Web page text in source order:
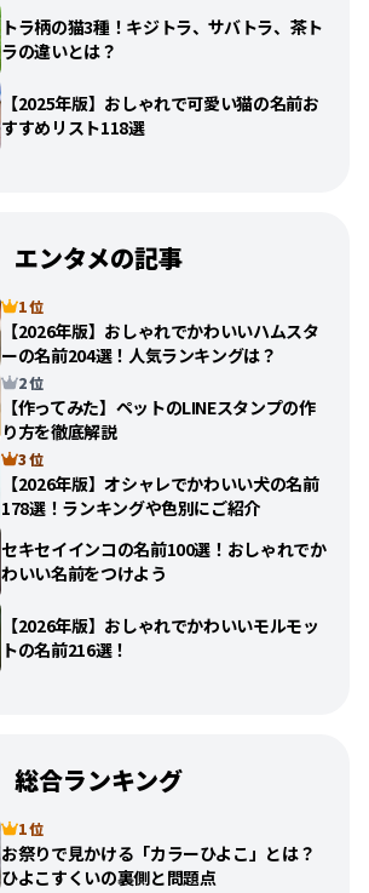
トラ柄の猫3種！キジトラ、サバトラ、茶ト
ラの違いとは？
【2025年版】おしゃれで可愛い猫の名前お
すすめリスト118選
エンタメの記事
1 位
【2026年版】おしゃれでかわいいハムスタ
ーの名前204選！人気ランキングは？
2 位
【作ってみた】ペットのLINEスタンプの作
り方を徹底解説
3 位
【2026年版】オシャレでかわいい犬の名前
178選！ランキングや色別にご紹介
セキセイインコの名前100選！おしゃれでか
わいい名前をつけよう
【2026年版】おしゃれでかわいいモルモッ
トの名前216選！
総合ランキング
1 位
お祭りで見かける「カラーひよこ」とは？
ひよこすくいの裏側と問題点